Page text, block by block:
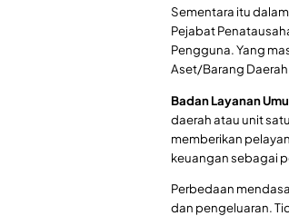
Sementara itu
Pejabat
Pengguna. Yang
Aset/Barang
Badan Layanan
daerah atau unit
memberikan
keuangan sebagai
Perbedaan
dan pengeluaran.